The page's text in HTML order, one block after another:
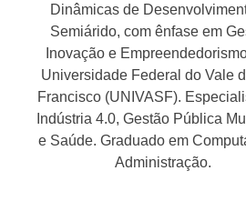
Dinâmicas de
Semiárido, com ênfase em
Inovação e
Universidade Federal do Vale
Francisco (UNIVASF).
Indústria 4.0, Gestão Pública
e Saúde. Graduado em
Administração.